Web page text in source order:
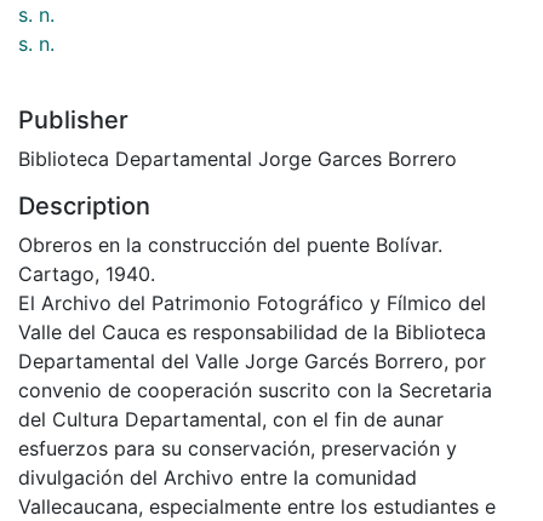
s. n.
s. n.
Publisher
Biblioteca Departamental Jorge Garces Borrero
Description
Obreros en la construcción del puente Bolívar.
Cartago, 1940.
El Archivo del Patrimonio Fotográfico y Fílmico del
Valle del Cauca es responsabilidad de la Biblioteca
Departamental del Valle Jorge Garcés Borrero, por
convenio de cooperación suscrito con la Secretaria
del Cultura Departamental, con el fin de aunar
esfuerzos para su conservación, preservación y
divulgación del Archivo entre la comunidad
Vallecaucana, especialmente entre los estudiantes e